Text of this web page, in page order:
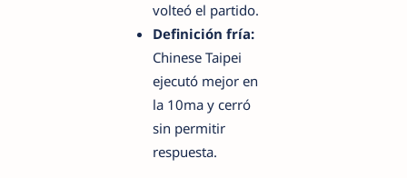
volteó el partido.
Definición fría:
Chinese Taipei
ejecutó mejor en
la 10ma y cerró
sin permitir
respuesta.